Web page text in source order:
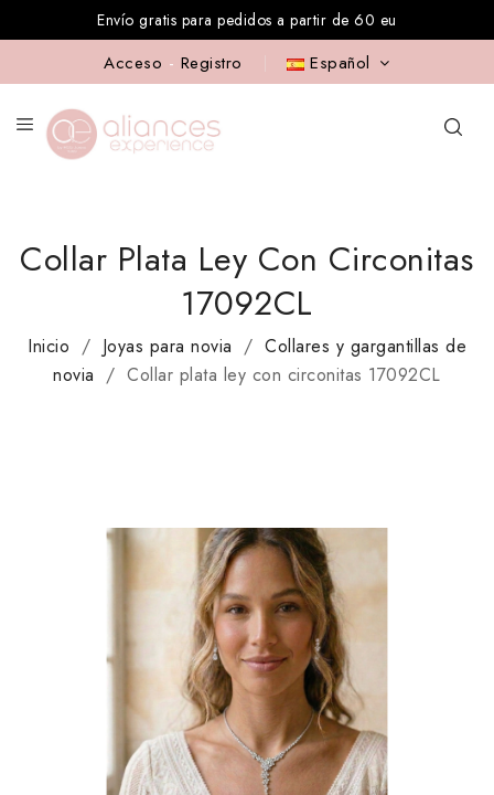
Envío gratis para pedidos a partir de 60 eu
Español
Acceso - Registro
Collar Plata Ley Con Circonitas
17092CL
Inicio Joyas para novia
Collares y gargantillas de
novia
Collar plata ley con circonitas 17092CL